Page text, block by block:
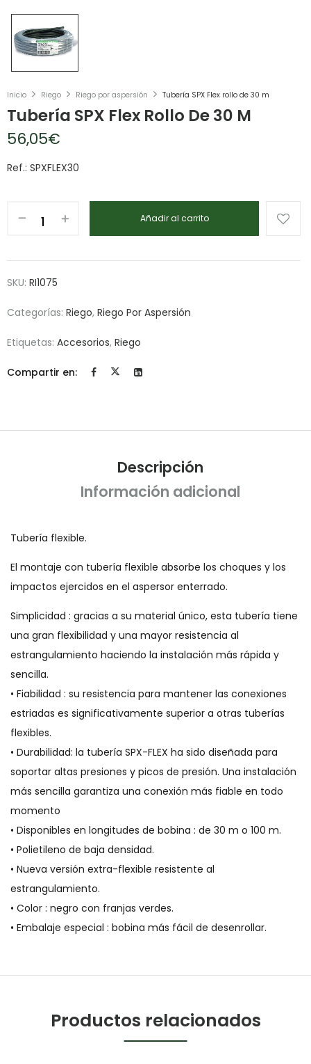
Inicio Riego Riego por aspersión Tubería SPX Flex rollo de 30 m
Tubería SPX Flex Rollo De 30 M
56,05€
Ref.: SPXFLEX30
Añadir al carrito
SKU: RI1075
Categorías: Riego, Riego Por Aspersión
Etiquetas: Accesorios, Riego
Compartir en:
Descripción
Información adicional
Tubería flexible.
El montaje con tubería flexible absorbe los choques y los
impactos ejercidos en el aspersor enterrado.
Simplicidad : gracias a su material único, esta tubería tiene
una gran flexibilidad y una mayor resistencia al
estrangulamiento haciendo la instalación más rápida y
sencilla.
• Fiabilidad : su resistencia para mantener las conexiones
estriadas es significativamente superior a otras tuberías
flexibles.
• Durabilidad: la tubería SPX-FLEX ha sido diseñada para
soportar altas presiones y picos de presión. Una instalación
más sencilla garantiza una conexión más fiable en todo
momento
• Disponibles en longitudes de bobina : de 30 m o 100 m.
• Polietileno de baja densidad.
• Nueva versión extra-flexible resistente al
estrangulamiento.
• Color : negro con franjas verdes.
• Embalaje especial : bobina más fácil de desenrollar.
Productos relacionados